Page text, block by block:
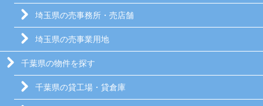
埼玉県の売事務所・売店舗
埼玉県の売事業用地
千葉県の物件を探す
千葉県の貸工場・貸倉庫